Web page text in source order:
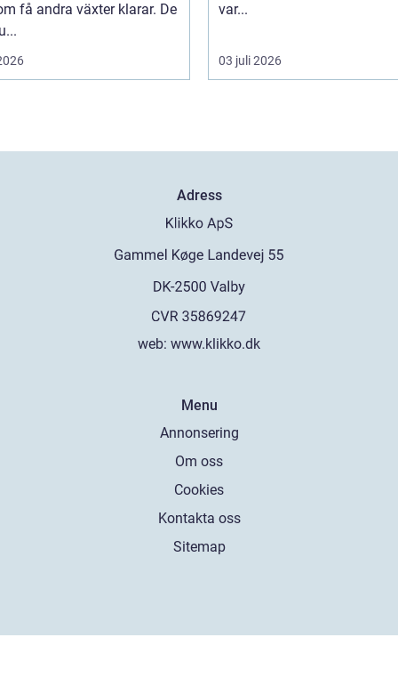
få andra växter klarar. De
var...
03 juli 2026
Adress
web: www.klikko.dk
Menu
Annonsering
Om oss
Cookies
Kontakta oss
Sitemap